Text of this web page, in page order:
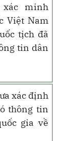
minh
Việt Nam
tịch đã
tin dân
xác định
thông tin
gia về